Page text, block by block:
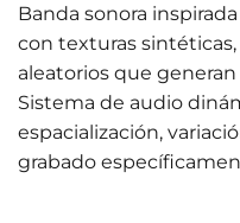
Banda sonora
con texturas
aleatorios que
Sistema de audio
espacialización,
grabado